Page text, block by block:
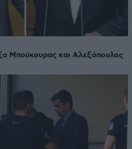
Μπούκουρας και Αλεξόπουλος